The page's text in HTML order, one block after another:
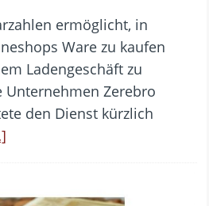
ermöglicht, in
Ware zu kaufen
Ladengeschäft zu
Unternehmen Zerebro
den Dienst kürzlich